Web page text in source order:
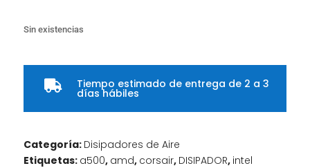
Sin existencias
 Tiempo estimado de entrega de 2 a 3
días hábiles
Categoría: Disipadores de Aire
Etiquetas: a500, amd, corsair, DISIPADOR, intel